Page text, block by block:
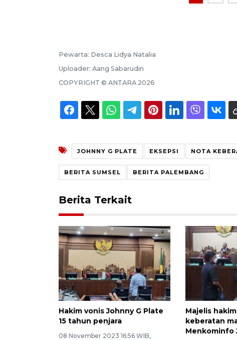
Pewarta: Desca Lidya Natalia
Uploader: Aang Sabarudin
COPYRIGHT © ANTARA 2026
JOHNNY G PLATE EKSEPSI NOTA
BERITA SUMSEL BERITA PALEMBANG
Berita Terkait
Hakim vonis Johnny G Plate
15 tahun penjara
08 November 2023 16:56 WIB,
Majelis
keberatan
Menkominfo